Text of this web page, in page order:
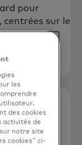
pour
sur le
les
les
des cookies
activités de
notre site
cookies" ci-